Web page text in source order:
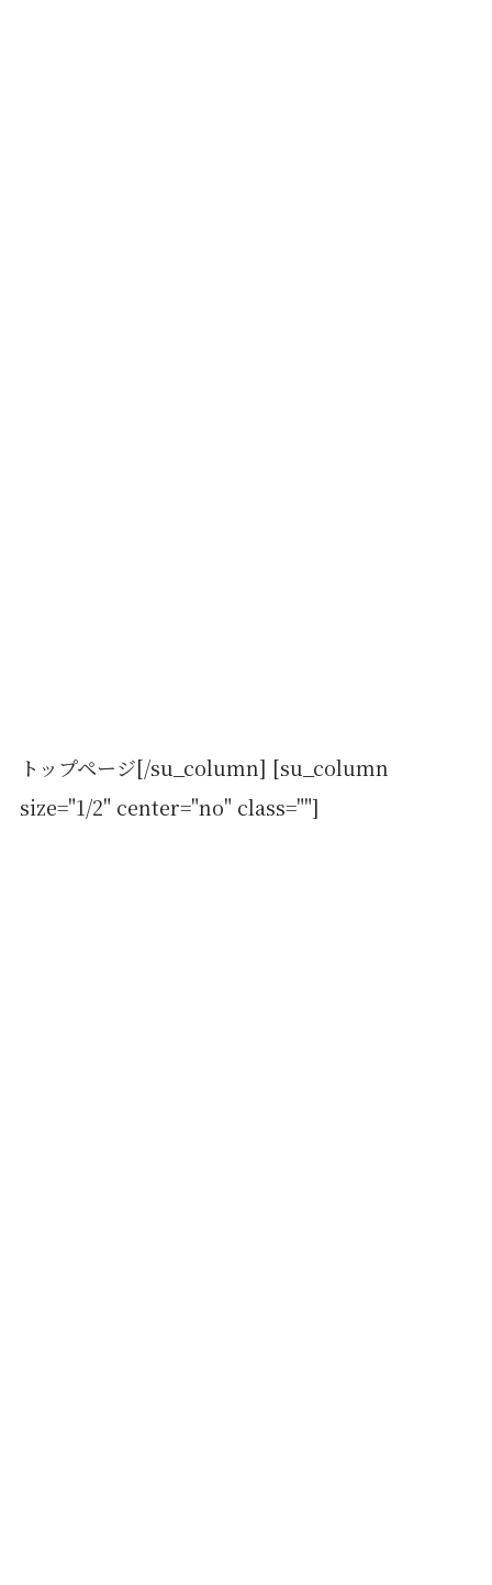
トップページ[/su_column] [su_column
size="1/2" center="no" class=""]